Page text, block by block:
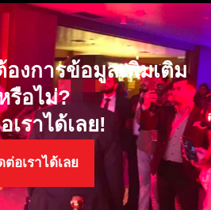
งการข้อมูลเพิ่มเติม
รือไม่?
เราได้เลย!
ต่อเราได้เลย